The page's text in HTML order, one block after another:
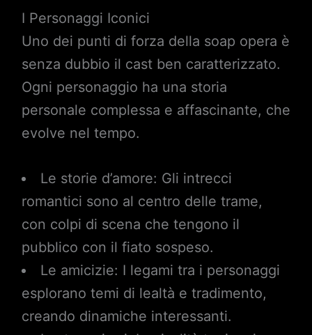
I Personaggi Iconici
Uno dei punti di forza della soap opera è
senza dubbio il cast ben caratterizzato.
Ogni personaggio ha una storia
personale complessa e affascinante, che
evolve nel tempo.
Le storie d’amore: Gli intrecci
romantici sono al centro delle trame,
con colpi di scena che tengono il
pubblico con il fiato sospeso.
Le amicizie: I legami tra i personaggi
esplorano temi di lealtà e tradimento,
creando dinamiche interessanti.